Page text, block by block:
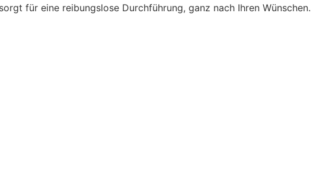
für eine reibungslose Durchführung, ganz nach Ihren Wünschen.